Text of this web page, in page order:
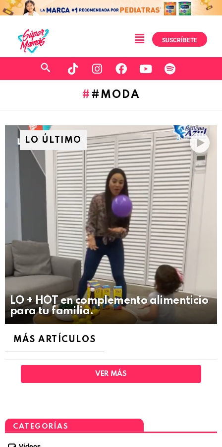
SUSCRÍBETE
#MODA
LO ÚLTIMO
LO + HOT en complemento alimenticio
para tu familia.
MÁS ARTÍCULOS
VER MÁS
CATEGORÍAS